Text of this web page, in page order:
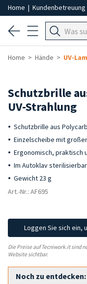
Home | Kundenbetreuung
Home Hände UV-
Schutzbrille
UV-Strahlung
Schutzbrille aus
Einzelscheibe mit
Ergonomisch, praktisch
Im Autoklav sterilisierbar
Gewicht 23 g
Art.-Nr.: AF695
Loggen Sie sich ein,
Die Preise auf Tecniwork.it sind
Website sichtbar.
Noch zu entdecken: